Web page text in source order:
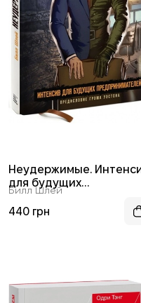
Неудержимые.
для будущих
предпринимателей
Билл Шлей
440 грн